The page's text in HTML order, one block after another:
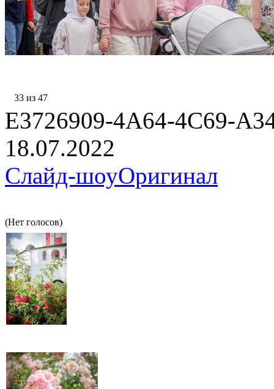
33 из 47
E3726909-4A64-4C69-
18.07.2022
Слайд-шоуОригинал
(Нет голосов)